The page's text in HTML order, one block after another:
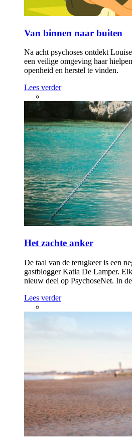
Van binnen naar buiten
Na acht psychoses ontdekt
een veilige omgeving haar
openheid en herstel te vinden.
Lees verder
Het zachte anker
De taal van de terugkeer is een
gastblogger Katia De Lamper.
nieuw deel op PsychoseNet. In
Lees verder